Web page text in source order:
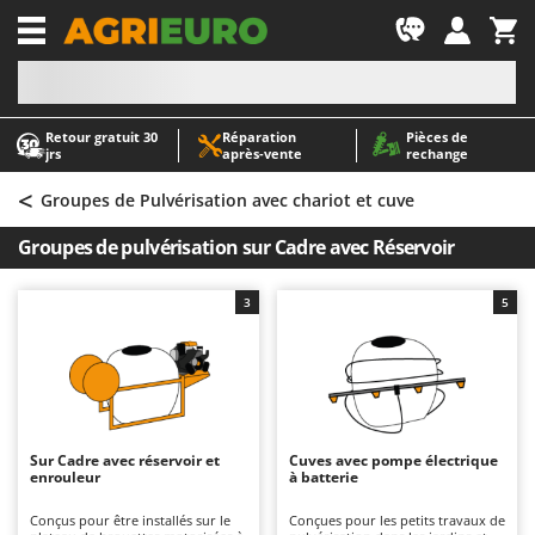
Retour gratuit 30
jrs
Réparation
après‑vente
Pièces de
rechange
-1
A
Abris de jardin
Accessoires pour tracteurs tondeuses autoportés
Aérateurs Scarificateurs pour gazon
Arracheuses de pommes de terre pour tracteur
Aspirateurs - Balais Électriques
Aspirateurs à cendres
Aspirateurs à feuilles sur roues
Aspirateurs de piscine
Atomiseurs agricoles pour tracteurs
Atomiseurs pour traitements
A
AgriEuro Premium
AgriEuro TOP-LINE
AGT
AL-KO
ALA 2000
Alpina
Ama
< Groupes de Pulvérisation avec chariot et cuve
Groupes de pulvérisation sur Cadre avec Réservoir
Sur Cadre avec réservoir et
enrouleur
Conçus pour être installés sur le
3
Cuves avec pompe électrique
à batterie
Conçues pour les petits travaux de
5